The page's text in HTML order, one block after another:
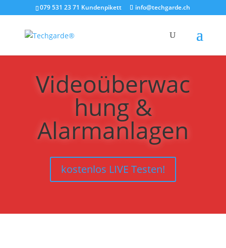
079 531 23 71 Kundenpikett info@techgarde.ch
Videoüberwac
hung &
Alarmanlagen
kostenlos LIVE Testen!